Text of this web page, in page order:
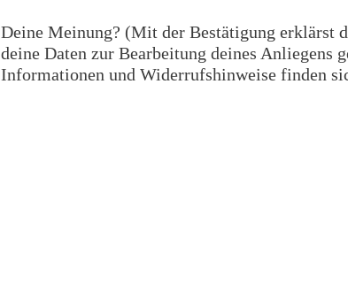
Deine Meinung? (Mit der Bestätigung erklärst
deine Daten zur Bearbeitung deines Anliegens
Informationen und Widerrufshinweise finden